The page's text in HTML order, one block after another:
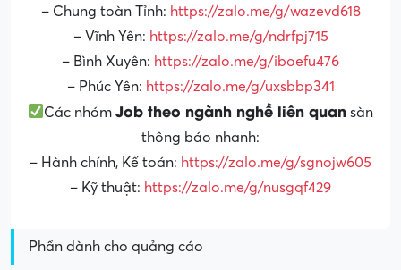
– Chung toàn Tỉnh: https://zalo.me/g/wazevd618
– Vĩnh Yên: https://zalo.me/g/ndrfpj715
– Bình Xuyên: https://zalo.me/g/iboefu476
– Phúc Yên: https://zalo.me/g/uxsbbp341
Các nhómJob theo ngành nghề liên quan sàn
thông báo nhanh:
– Hành chính, Kế toán: https://zalo.me/g/sgnojw605
– Kỹ thuật: https://zalo.me/g/nusgqf429
Phần dành cho quảng cáo